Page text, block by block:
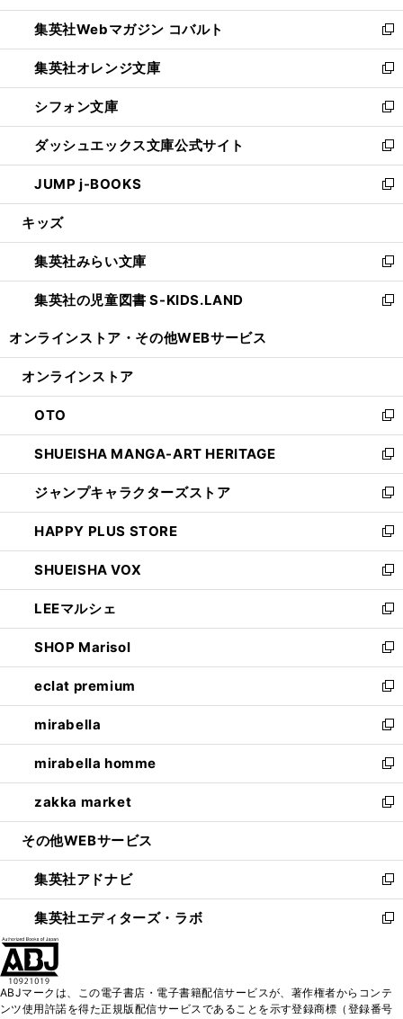
開
く
ウ
で
開
く
ン
ド
ウ
で
開
く
ウ
ィ
ン
ド
ウ
で
開
く
集英社Webマガジン コバルト
新
し
い
ウ
ィ
ン
ド
ウ
で
開
集英社オレンジ文庫
新
し
い
ウ
ィ
ン
ド
ウ
開
く
シフォン文庫
新
し
い
ウ
ィ
ン
ウ
で
開
く
ダッシュエックス文庫公式サイト
新
し
い
ウ
ン
ド
ウ
で
JUMP j-BOOKS
新
し
ウ
ィ
ン
ド
開
キッズ
集英社みらい文庫
新
し
い
ン
ウ
で
開
く
集英社の児童図書 S-KIDS.LAND
新
ウ
ン
ド
ウ
で
開
く
オンラインストア・ その他WEBサービス
オンラインストア
OTO
新
し
い
ウ
ィ
ン
ド
ウ
で
開
く
SHUEISHA MANGA-ART HERITAGE
新
し
い
ウ
ィ
ン
ド
ウ
で
開
く
ジャンプキャラクターズストア
新
し
い
ウ
ィ
ン
ド
ウ
で
開
く
HAPPY PLUS STORE
新
し
い
ウ
ィ
ン
ド
ウ
で
開
く
SHUEISHA VOX
新
し
い
ウ
ィ
ン
ド
ウ
で
開
く
LEEマルシェ
新
し
い
ウ
ィ
ン
ド
ウ
で
開
く
SHOP Marisol
新
し
い
ウ
ィ
ン
ド
ウ
で
開
eclat premium
新
し
い
ウ
ィ
ン
ド
ウ
開
く
mirabella
新
し
い
ウ
ィ
ン
ウ
で
開
く
mirabella homme
新
し
い
ウ
ン
ド
ウ
で
zakka market
新
し
ウ
ィ
ン
ド
く
その他WEBサービス
集英社アドナビ
新
し
い
ド
ウ
集英社エディターズ・ラボ
新
ィ
ABJマークは、この電子書店・電子書籍配信サービスが、著作権者からコンテ
ンツ使用許諾を得た正規版配信サービスであることを示す登録商標（登録番号